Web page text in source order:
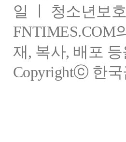
일 ㅣ 청소년보
FNTIMES.COM
재, 복사, 배포
Copyrightⓒ 한국